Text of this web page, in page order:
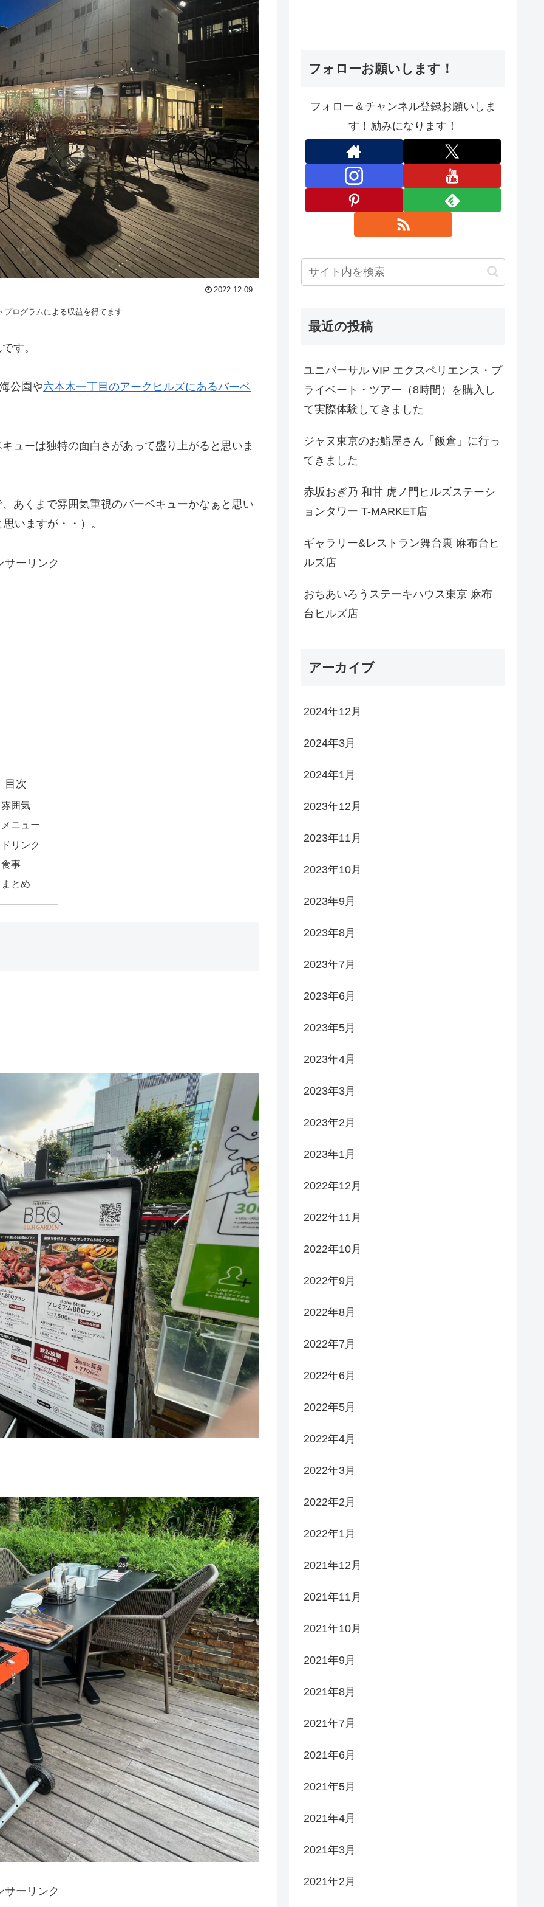
2022.12.09
プログラムによる収益を得てます
す。
公園や六本木一丁目のアークヒルズにあるバーベ
ューは独特の面白さがあって盛り上がると思いま
あくまで雰囲気重視のバーベキューかなぁと思い
いますが・・）。
サーリンク
目次
雰囲気
メニュー
ドリンク
食事
まとめ
サーリンク
フォローお願いします！
フォロー＆チャンネル登録お願いしま
す！励みになります！
最近の投稿
ユニバーサル VIP エクスペリエンス・プ
ライベート・ツアー（8時間）を購入し
て実際体験してきました
ジャヌ東京のお鮨屋さん「飯倉」に行っ
てきました
赤坂おぎ乃 和甘 虎ノ門ヒルズステーシ
ョンタワー T-MARKET店
ギャラリー&レストラン舞台裏 麻布台ヒ
ルズ店
おちあいろうステーキハウス東京 麻布
台ヒルズ店
アーカイブ
2024年12月
2024年3月
2024年1月
2023年12月
2023年11月
2023年10月
2023年9月
2023年8月
2023年7月
2023年6月
2023年5月
2023年4月
2023年3月
2023年2月
2023年1月
2022年12月
2022年11月
2022年10月
2022年9月
2022年8月
2022年7月
2022年6月
2022年5月
2022年4月
2022年3月
2022年2月
2022年1月
2021年12月
2021年11月
2021年10月
2021年9月
2021年8月
2021年7月
2021年6月
2021年5月
2021年4月
2021年3月
2021年2月